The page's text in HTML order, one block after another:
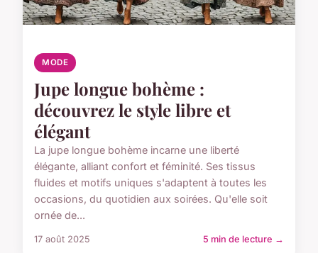
MODE
Jupe longue bohème :
découvrez le style libre et
élégant
La jupe longue bohème incarne une liberté
élégante, alliant confort et féminité. Ses tissus
fluides et motifs uniques s'adaptent à toutes les
occasions, du quotidien aux soirées. Qu'elle soit
ornée de...
17 août 2025 5 min de lecture →